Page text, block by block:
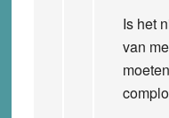
Is het
van